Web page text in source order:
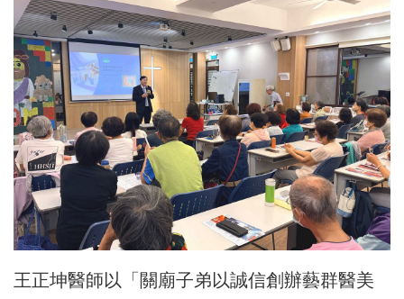
王正坤醫師以「關廟子弟以誠信創辦藝群醫美